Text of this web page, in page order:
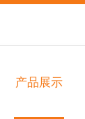
产品展示